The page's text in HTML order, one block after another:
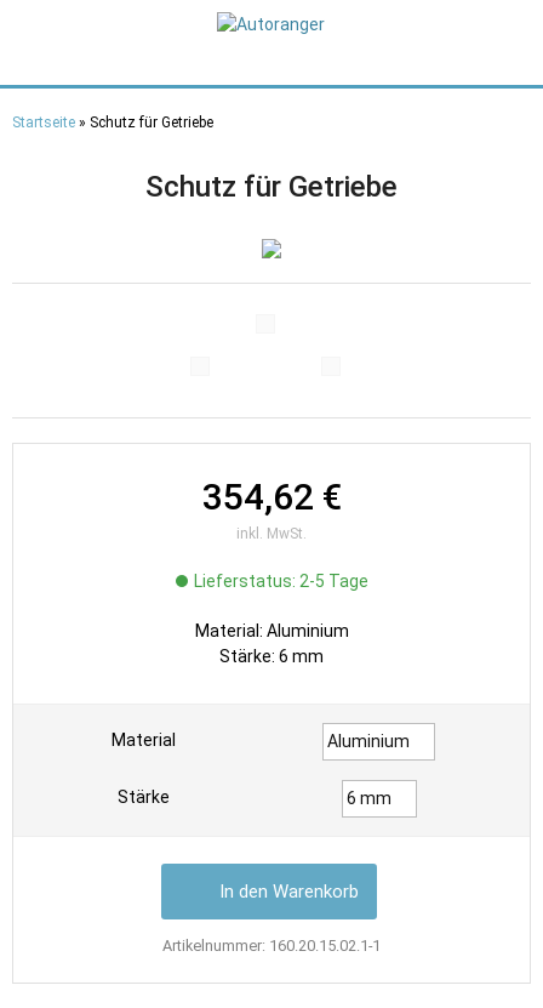
Direkt
Sie sind hier
Startseite » Schutz für Getriebe
Schutz für Getriebe
354,62 €
inkl. MwSt.
Lieferstatus: 2-5 Tage
Material: Aluminium
Stärke: 6 mm
Material
Stärke
Artikelnummer: 160.20.15.02.1-1